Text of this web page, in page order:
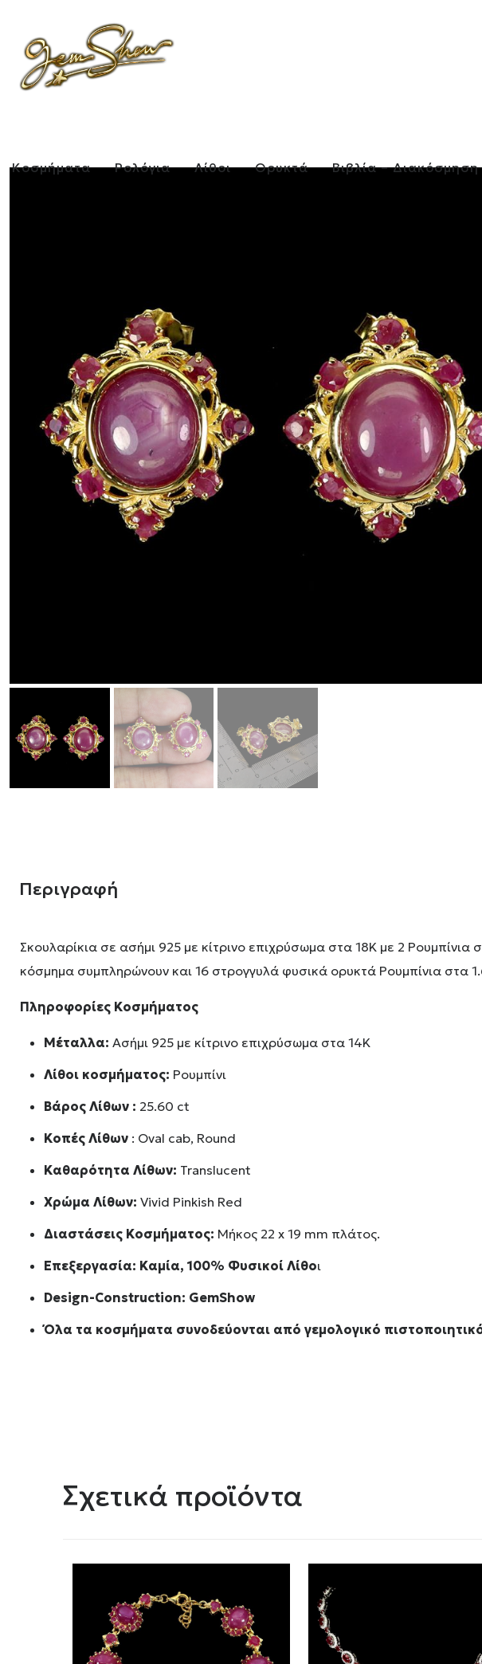
Κοσμήματα Ρολόγια Λίθοι Ορυκτά Βιβλία – Διακόσμηση
Περιγραφή
Σκουλαρίκια σε ασήμι 925 με κίτρινο επιχρύσωμα στα 18Κ με 2
κόσμημα συμπληρώνουν και 16 στρογγυλά φυσικά ορυκτά Ρουμπίνια
Πληροφορίες Κοσμήματος
Μέταλλα: Ασήμι 925 με κίτρινο επιχρύσωμα στα 14Κ
Λίθοι κοσμήματος: Ρουμπίνι
Βάρος Λίθων : 25.60 ct
Κοπές Λίθων : Oval cab, Round
Καθαρότητα Λίθων: Translucent
Χρώμα Λίθων: Vivid Pinkish Red
Διαστάσεις Κοσμήματος: Μήκος 22 x 19 mm πλάτος.
Επεξεργασία: Καμία, 100% Φυσικοί Λίθοι
Design-Construction: GemShow
Όλα τα κοσμήματα συνοδεύονται από γεμολογικό
Σχετικά προϊόντα